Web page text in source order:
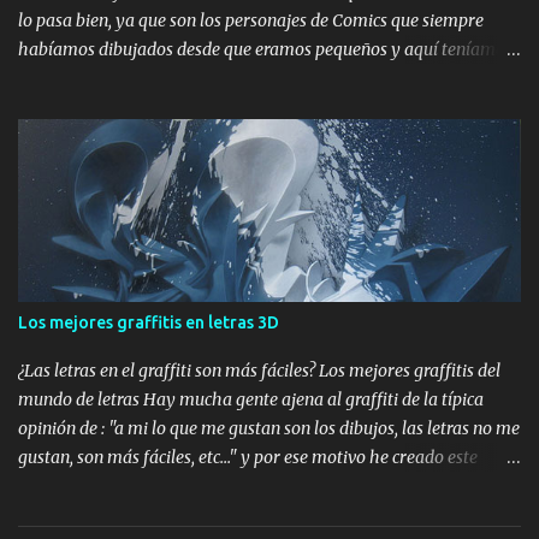
lo pasa bien, ya que son los personajes de Comics que siempre
habíamos dibujados desde que eramos pequeños y aquí teníamos
conozco ya desde hace un tiempo , y el cuál nos pidió que le
pintáramos los personajes I ron Man, Capitán América, Lobezno, el
Thor , Hulk y Spiderman , aunque finalmente improvisamos (para
variar) y cambiamos este último por Venom , muchos de estos
pertenecen a los Vengadores. Empezamos mostrando las fotos
fotos del proceso donde podéis apreciar que la idea fue pintar a
los personajes de Marvel rompiendo la pared para darle más
profundidad , movimiento y vida al mural: Marvel Comics graffiti
Pintando mural de Marvel Comics Graffiti Superhéroes pared rota
Y finalme...
Los mejores graffitis en letras 3D
¿Las letras en el graffiti son más fáciles? Los mejores graffitis del
mundo de letras Hay mucha gente ajena al graffiti de la típica
opinión de : "a mi lo que me gustan son los dibujos, las letras no me
gustan, son más fáciles, etc..." y por ese motivo he creado este